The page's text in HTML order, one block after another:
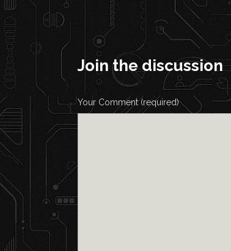
Join the discussion
Your Comment (required)